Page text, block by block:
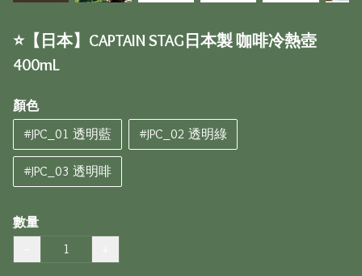
⭐️【日本】CAPTAIN STAG日本製 咖啡冷熱壺
400mL
顏色
#JPC_01 透明藍
#JPC_02 透明綠
#JPC_03 透明啡
數量